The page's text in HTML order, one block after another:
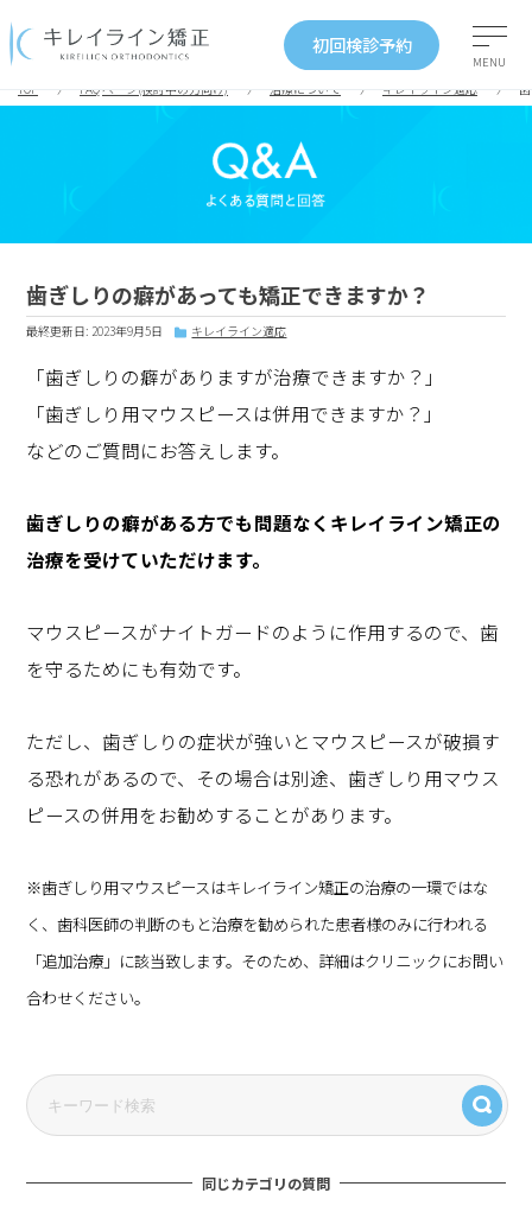
初回検診予約
MENU
TOP FAQ ページ(検討中の方向け) 治療について キレイライン適応
歯ぎしりの癖があっても矯正できますか？
最終更新日: 2023年9月5日 キレイライン適応
「歯ぎしりの癖がありますが治療できますか？」
「歯ぎしり用マウスピースは併用できますか？」
などのご質問にお答えします。
歯ぎしりの癖がある方でも問題なくキレイライン矯正の
治療を受けていただけます。
マウスピースがナイトガードのように作用するので、歯
を守るためにも有効です。
ただし、歯ぎしりの症状が強いとマウスピースが破損す
る恐れがあるので、その場合は別途、歯ぎしり用マウス
ピースの併用をお勧めすることがあります。
※歯ぎしり用マウスピースはキレイライン矯正の治療の一環ではな
く、歯科医師の判断のもと治療を勧められた患者様のみに行われる
「追加治療」に該当致します。そのため、詳細はクリニックにお問い
合わせください。
同じカテゴリの質問